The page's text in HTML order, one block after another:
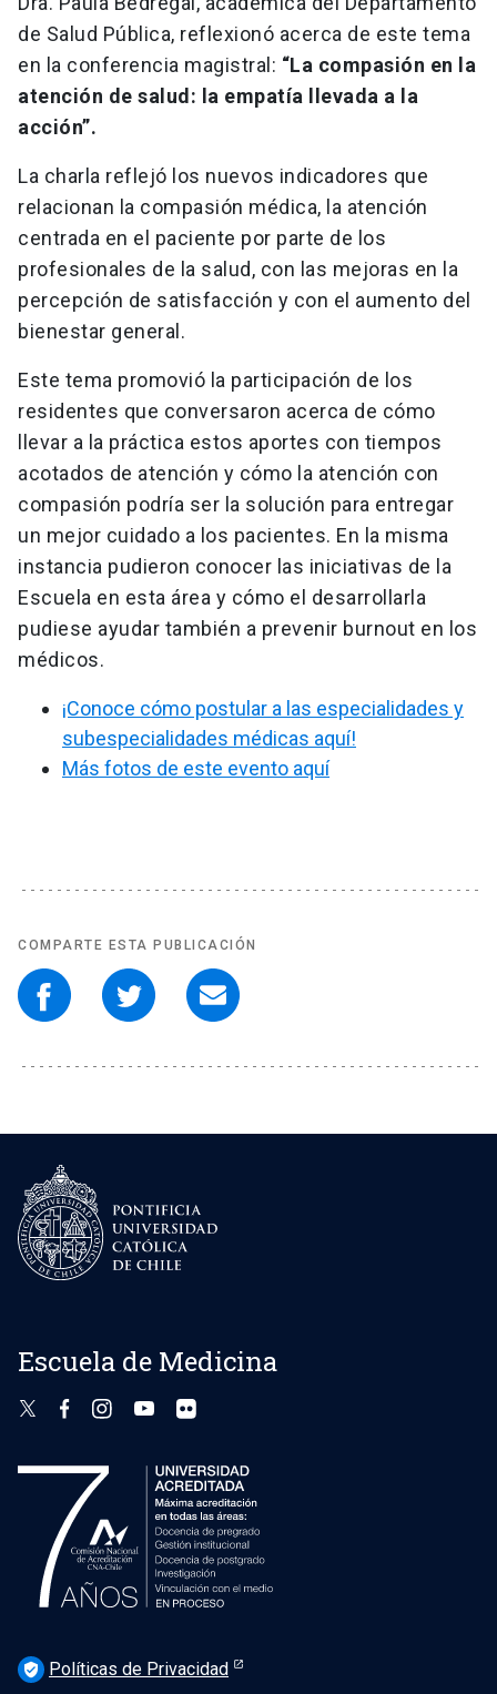
de Salud Pública, reflexionó acerca de este tema
en la conferencia magistral: “La compasión en la
atención de salud: la empatía llevada a la
acción”.
La charla reflejó los nuevos indicadores que
relacionan la compasión médica, la atención
centrada en el paciente por parte de los
profesionales de la salud, con las mejoras en la
percepción de satisfacción y con el aumento del
bienestar general.
Este tema promovió la participación de los
residentes que conversaron acerca de cómo
llevar a la práctica estos aportes con tiempos
acotados de atención y cómo la atención con
compasión podría ser la solución para entregar
un mejor cuidado a los pacientes. En la misma
instancia pudieron conocer las iniciativas de la
Escuela en esta área y cómo el desarrollarla
pudiese ayudar también a prevenir burnout en los
médicos.
¡Conoce cómo postular a las especialidades y
subespecialidades médicas aquí!
Más fotos de este evento aquí
COMPARTE ESTA PUBLICACIÓN
Escuela de Medicina
verified_user Políticas de Privacidad